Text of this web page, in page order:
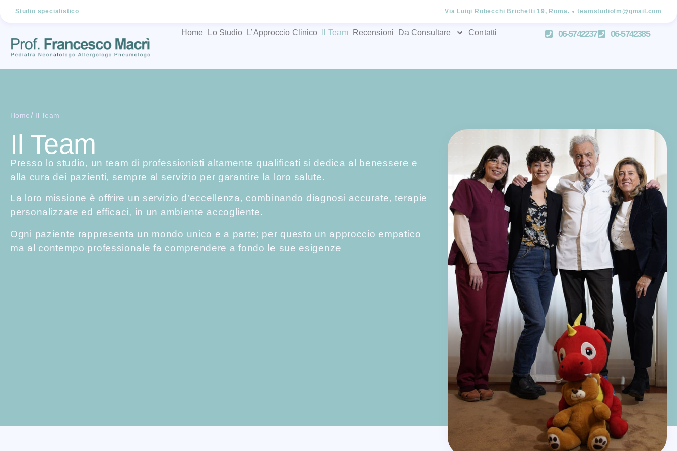
Studio specialistico Via Luigi Robecchi Brichetti 19, Roma. teamstudiofm@gmail.com
Home Lo Studio L’Approccio Clinico Il Team Recensioni Da Consultare Contatti 06-5742237 06-5742385
Home / Il Team
Il Team
Presso lo studio, un team di professionisti altamente qualificati si dedica al benessere e
alla cura dei pazienti, sempre al servizio per garantire la loro salute.
La loro missione è offrire un servizio d’eccellenza, combinando diagnosi accurate, terapie
personalizzate ed efficaci, in un ambiente accogliente.
Ogni paziente rappresenta un mondo unico e a parte; per questo un approccio empatico
ma al contempo professionale fa comprendere a fondo le sue esigenze